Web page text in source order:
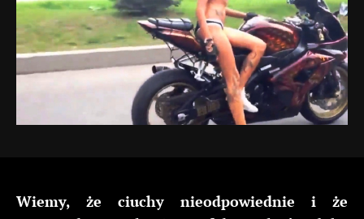
Wiemy, że ciuchy nieodpowiednie i że